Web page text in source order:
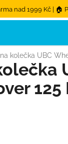
nad 1999 Kč | 🏠
kolečka UBC
125